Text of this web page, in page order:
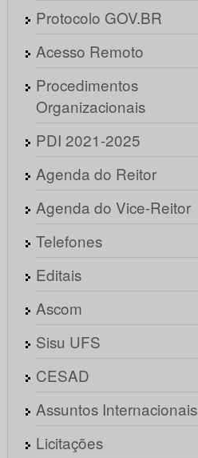
Protocolo GOV.BR
Acesso Remoto
Procedimentos
Organizacionais
PDI 2021-2025
Agenda do Reitor
Agenda do Vice-Reitor
Telefones
Editais
Ascom
Sisu UFS
CESAD
Assuntos Internacionais
Licitações